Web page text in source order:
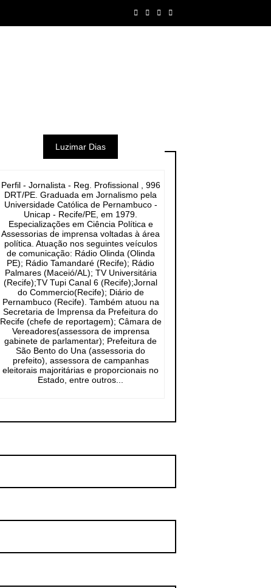
Luzimar Dias
Perfil - Jornalista - Reg. Profissional , 996
DRT/PE. Graduada em Jornalismo pela
Universidade Católica de Pernambuco -
Unicap - Recife/PE, em 1979.
Especializações em Ciência Política e
Assessorias de imprensa voltadas à área
política. Atuação nos seguintes veículos
de comunicação: Rádio Olinda (Olinda
PE); Rádio Tamandaré (Recife); Rádio
Palmares (Maceió/AL); TV Universitária
(Recife);TV Tupi Canal 6 (Recife);Jornal
do Commercio(Recife); Diário de
Pernambuco (Recife). Também atuou na
Secretaria de Imprensa da Prefeitura do
Recife (chefe de reportagem); Câmara de
Vereadores(assessora de imprensa
gabinete de parlamentar); Prefeitura de
São Bento do Una (assessoria do
prefeito), assessora de campanhas
eleitorais majoritárias e proporcionais no
Estado, entre outros...